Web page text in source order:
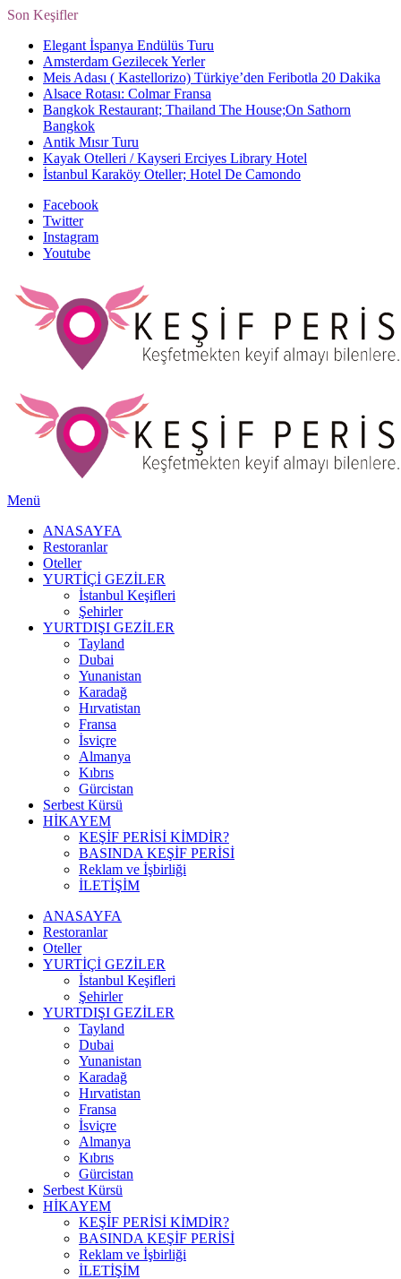
Son Keşifler
Elegant İspanya Endülüs Turu
Amsterdam Gezilecek Yerler
Meis Adası ( Kastellorizo) Türkiye’den Feribotla 20 Dakika
Alsace Rotası: Colmar Fransa
Bangkok Restaurant; Thailand The House;On Sathorn
Bangkok
Antik Mısır Turu
Kayak Otelleri / Kayseri Erciyes Library Hotel
İstanbul Karaköy Oteller; Hotel De Camondo
Facebook
Twitter
Instagram
Youtube
Menü
ANASAYFA
Restoranlar
Oteller
YURTİÇİ GEZİLER
İstanbul Keşifleri
Şehirler
YURTDIŞI GEZİLER
Tayland
Dubai
Yunanistan
Karadağ
Hırvatistan
Fransa
İsviçre
Almanya
Kıbrıs
Gürcistan
Serbest Kürsü
HİKAYEM
KEŞİF PERİSİ KİMDİR?
BASINDA KEŞİF PERİSİ
Reklam ve İşbirliği
İLETİŞİM
ANASAYFA
Restoranlar
Oteller
YURTİÇİ GEZİLER
İstanbul Keşifleri
Şehirler
YURTDIŞI GEZİLER
Tayland
Dubai
Yunanistan
Karadağ
Hırvatistan
Fransa
İsviçre
Almanya
Kıbrıs
Gürcistan
Serbest Kürsü
HİKAYEM
KEŞİF PERİSİ KİMDİR?
BASINDA KEŞİF PERİSİ
Reklam ve İşbirliği
İLETİŞİM